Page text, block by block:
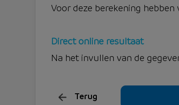
Voor deze berekening
Direct online resultaat
Na het invullen van de
Terug